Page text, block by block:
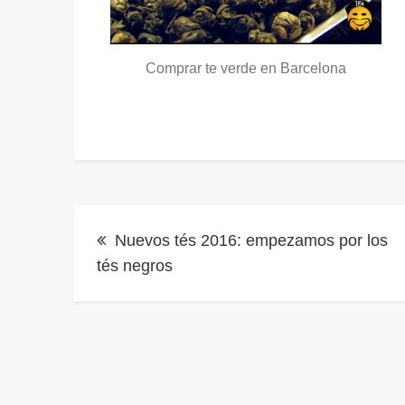
Comprar te verde en Barcelona
Navegación
de
Nuevos tés 2016: empezamos por los
tés negros